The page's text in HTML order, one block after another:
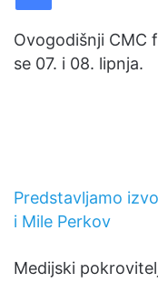
Ovogodišnji CMC
se 07. i 08. lipnja.
Predstavljamo
i Mile Perkov
Medijski